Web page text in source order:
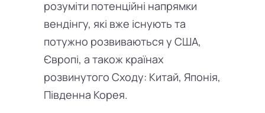
розуміти потенційні напрямки
вендінгу, які вже існують та
потужно розвиваються у США,
Європі, а також країнах
розвинутого Сходу: Китай, Японія,
Південна Корея.